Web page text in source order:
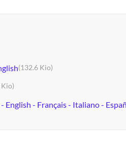
(132.6 Kio)
Kio)
English - Français - Italiano -